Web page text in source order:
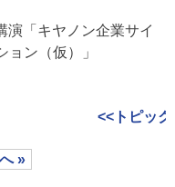
演「キヤノン企業サイ
ョン（仮）」
<<トピッ
»